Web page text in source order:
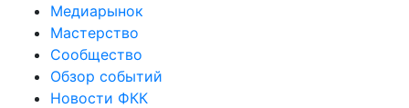
Медиарынок
Мастерство
Сообщество
Обзор событий
Новости ФКК